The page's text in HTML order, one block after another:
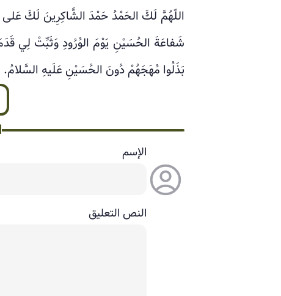
اللّهُمَّ لَكَ الحَمْدُ حَمْدَ الشَّاكِرِينَ لَكَ عَلى
شَفاعَةَ الحُسَيْنِ يَوْمَ الوُرُودِ وَثَبِّتْ لِي
بَذَلُوا مُهَجَهُمْ دُونَ الحُسَيْنِ عَلَيهِ السَّلامُ.
الإسم
النص التعليق